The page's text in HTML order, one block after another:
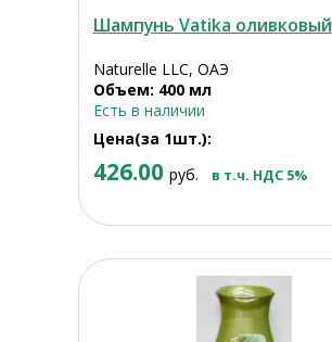
Шампунь Vatika оливковый
Naturelle LLC, ОАЭ
Объем: 400 мл
Есть в наличии
Цена(за 1шт.):
426.00 руб. в т.ч. НДС 5%